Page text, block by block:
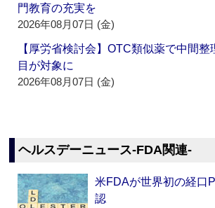
門教育の充実を
2026年08月07日 (金)
【厚労省検討会】OTC類似薬で中間整
目が対象に
2026年08月07日 (金)
ヘルスデーニュース‐FDA関連‐
米FDAが世界初の経口
認